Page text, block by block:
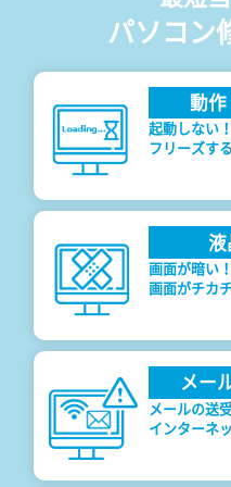
パソコン
動
起動しない
フリーズす
画面が暗い
画面がチカ
メー
メールの送
インターネ